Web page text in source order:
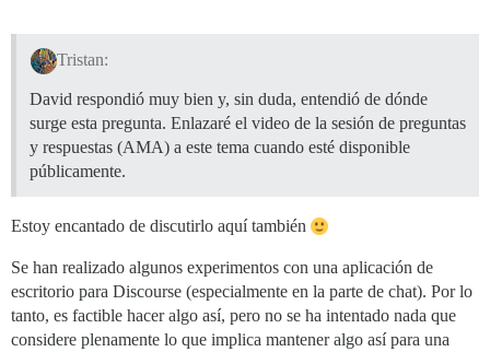
Tristan:
David respondió muy bien y, sin duda, entendió de dónde
surge esta pregunta. Enlazaré el video de la sesión de preguntas
y respuestas (AMA) a este tema cuando esté disponible
públicamente.
Estoy encantado de discutirlo aquí también
Se han realizado algunos experimentos con una aplicación de
escritorio para Discourse (especialmente en la parte de chat). Por lo
tanto, es factible hacer algo así, pero no se ha intentado nada que
considere plenamente lo que implica mantener algo así para una